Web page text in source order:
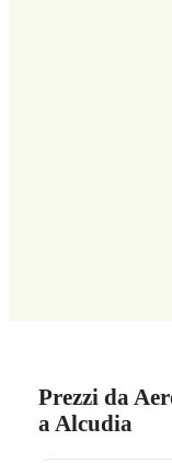
Prezzi da
a Alcudia